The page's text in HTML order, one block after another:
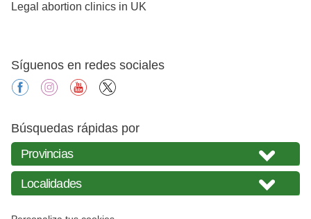
Legal abortion clinics in UK
Síguenos en redes sociales
facebookinstagramyoutube
Búsquedas rápidas por